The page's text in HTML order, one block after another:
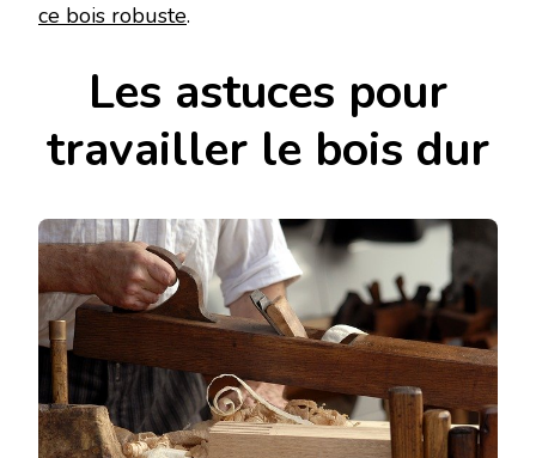
ce bois robuste.
Les astuces pour
travailler le bois dur